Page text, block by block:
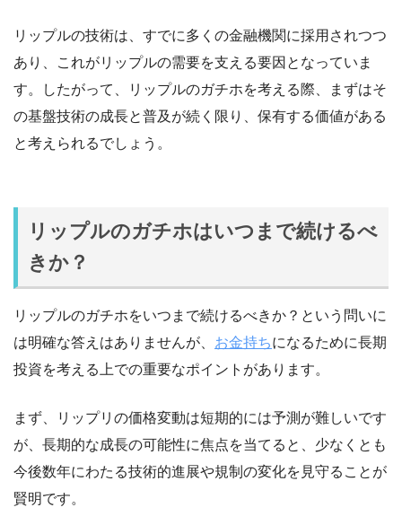
リップルの技術は、すでに多くの金融機関に採用されつつ
あり、これがリップルの需要を支える要因となっていま
す。したがって、リップルのガチホを考える際、まずはそ
の基盤技術の成長と普及が続く限り、保有する価値がある
と考えられるでしょう。
リップルのガチホはいつまで続けるべ
きか？
リップルのガチホをいつまで続けるべきか？という問いに
は明確な答えはありませんが、 お金持ちになるために長期
投資を考える上での重要なポイントがあります。
まず、リップリの価格変動は短期的には予測が難しいです
が、長期的な成長の可能性に焦点を当てると、少なくとも
今後数年にわたる技術的進展や規制の変化を見守ることが
賢明です。